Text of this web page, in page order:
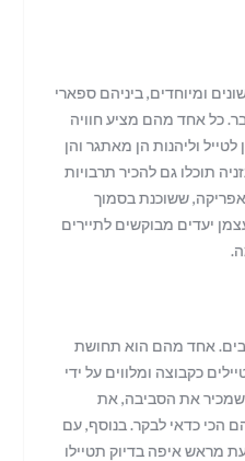
ומיוחדים, ביניהם ספארי
כל אחד מהם מציע חוויה
לטייל וליהנות הן מאתגר והן
תוכלו גם להכיר תרבויות
ששוכנת בסמוך
יעדים מבוקשים לתיירים
רבים. אחד מהם הוא תחושת
כקבוצה ומלווים על ידי
שמכיר את הסביבה, את
הכי כדאי לבקר. בנוסף, עם
מראש איפה בדיוק תטיילו